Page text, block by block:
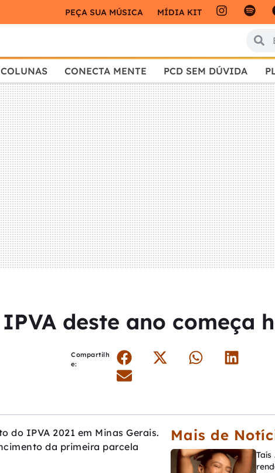
PEÇA SUA MÚSICA MÍDIA KIT
COLUNAS CONECTA MENTE PCD SEM DÚVIDA
deste ano começa
Compartilh
e:
do IPVA 2021 em Minas Gerais.
da primeira parcela
Mais de
Taís